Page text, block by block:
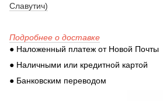
Славутич)
Подробнее о доставке
● Наложенный платеж от Новой Почты
● Наличными или кредитной картой
● Банковским переводом